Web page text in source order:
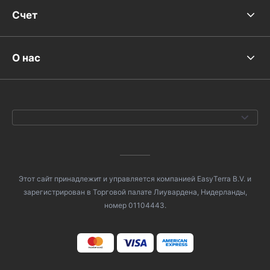
Счет
О нас
Этот сайт принадлежит и управляется компанией EasyTerra B.V. и
зарегистрирован в Торговой палате Лиувардена, Нидерланды,
номер 01104443.